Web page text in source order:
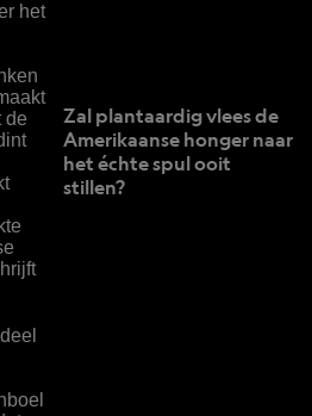
Zal plantaardig vlees de
Amerikaanse honger naar
het échte spul ooit
stillen?